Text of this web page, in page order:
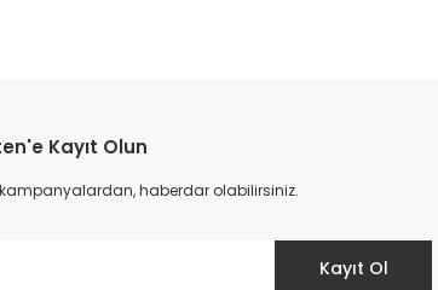
Kayıt Olun
haberdar olabilirsiniz.
Kayıt Ol